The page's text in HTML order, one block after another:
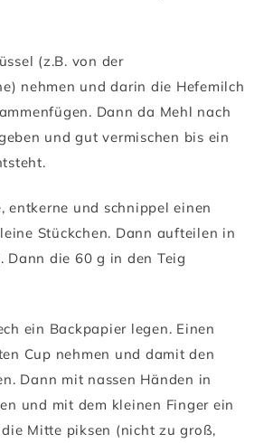
(z.B. von der
nehmen und darin die Hefemilch
Dann da Mehl nach
und gut vermischen bis ein
entkerne und schnippel einen
Stückchen. Dann aufteilen in
Dann die 60 g in den Teig
ein Backpapier legen. Einen
Cup nehmen und damit den
Dann mit nassen Händen in
und mit dem kleinen Finger ein
Mitte piksen (nicht zu groß,